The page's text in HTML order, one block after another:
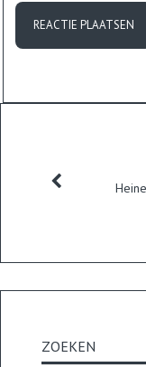
ZOEKEN